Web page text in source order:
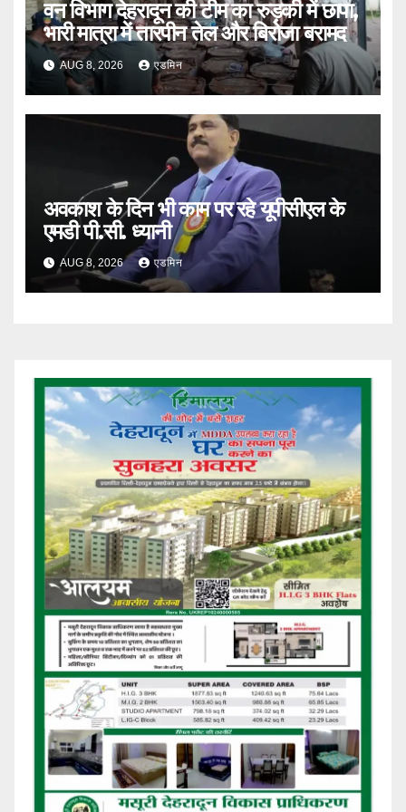
वन विभाग देहरादून की टीम का रुड़की में छापा,
भारी मात्रा में तारपीन तेल और बिरोजा बरामद
AUG 8, 2026 एडमिन
अवकाश के दिन भी काम पर रहे यूपीसीएल के
एमडी पी.सी. ध्यानी
AUG 8, 2026 एडमिन